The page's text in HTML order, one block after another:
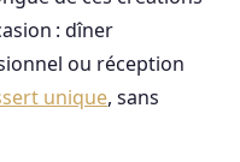
: dîner
ou réception
unique, sans